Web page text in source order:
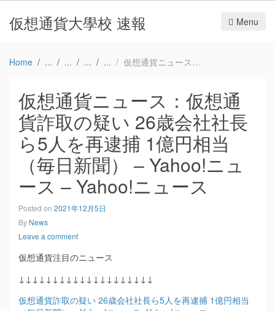
仮想通貨大學校 速報 Menu
Home 仮想通貨ニュース：仮想通貨詐取の疑い 26歳会社社長ら5人を再逮捕 1億円相当（毎日新聞） – Yahoo!ニュース – Yahoo!ニュース
仮想通貨ニュース：仮想通
貨詐取の疑い 26歳会社社長
ら5人を再逮捕 1億円相当
（毎日新聞） – Yahoo!ニュ
ース – Yahoo!ニュース
Posted on 2021年12月5日
By News
Leave a comment
仮想通貨注目のニュース
↓↓↓↓↓↓↓↓↓↓↓↓↓↓↓↓↓↓↓↓
仮想通貨詐取の疑い 26歳会社社長ら5人を再逮捕 1億円相当